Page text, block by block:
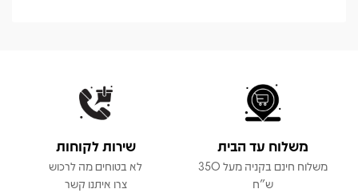
משלוח עד הבית
משלוח חינם בקניה מעל 350
ש"ח
שירות לקוחות
לא בטוחים מה לרכוש
צרו איתנו קשר